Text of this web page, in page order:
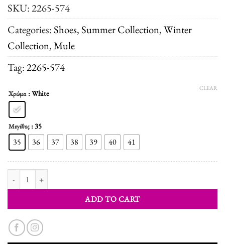
SKU:2265-574
Categories:Shoes,Summer Collection,Winter
Collection,Μule
Tag:2265-574
Χρώμα : White
Μεγέθος : 35
35 36 37 38 39 40 41
CLEAR
ADD TO CART